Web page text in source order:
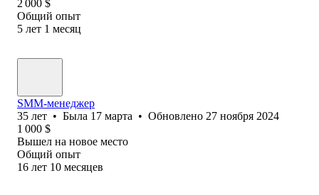
2 000 $
Общий опыт
5 лет 1 месяц
SMM-менеджер
35 лет • Была 17 марта • Обновлено 27 ноября 2024
1 000 $
Вышел на новое место
Общий опыт
16 лет 10 месяцев